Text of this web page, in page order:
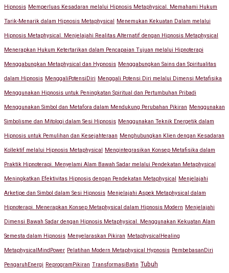
Hipnosis Memperluas Kesadaran melalui Hipnosis Metaphysical. Memahami Hukum
Tarik-Menarik dalam Hipnosis Metaphysical Menemukan Kekuatan Dalam melalui
Hipnosis Metaphysical. Menjelajahi Realitas Alternatif dengan Hipnosis Metaphysical
Menerapkan Hukum Ketertarikan dalam Pencapaian Tujuan melalui Hipnoterapi
Menggabungkan Metaphysical dan Hypnosis Menggabungkan Sains dan Spiritualitas
dalam Hipnosis MenggaliPotensiDiri Menggali Potensi Diri melalui Dimensi Metafisika
Menggunakan Hipnosis untuk Peningkatan Spiritual dan Pertumbuhan Pribadi
Menggunakan Simbol dan Metafora dalam Mendukung Perubahan Pikiran Menggunakan
Simbolisme dan Mitologi dalam Sesi Hipnosis Menggunakan Teknik Energetik dalam
Hipnosis untuk Pemulihan dan Kesejahteraan Menghubungkan Klien dengan Kesadaran
Kollektif melalui Hipnosis Metaphysical Mengintegrasikan Konsep Metafisika dalam
Praktik Hipnoterapi. Menyelami Alam Bawah Sadar melalui Pendekatan Metaphysical
Meningkatkan Efektivitas Hipnosis dengan Pendekatan Metaphysical Menjelajahi
Arketipe dan Simbol dalam Sesi Hipnosis Menjelajahi Aspek Metaphysical dalam
Hipnoterapi. Menerapkan Konsep Metaphysical dalam Hipnosis Modern Menjelajahi
Dimensi Bawah Sadar dengan Hipnosis Metaphysical. Menggunakan Kekuatan Alam
Semesta dalam Hipnosis Menyelaraskan Pikiran MetaphysicalHealing
MetaphysicalMindPower Pelatihan Modern Metaphysical Hypnosis PembebasanDiri
PengaruhEnergi ReprogramPikiran TransformasiBatin Tubuh